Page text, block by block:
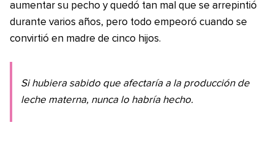
aumentar su pecho y quedó tan mal que se arrepintió
durante varios años, pero todo empeoró cuando se
convirtió en madre de cinco hijos.
Si hubiera sabido que afectaría a la producción de
leche materna, nunca lo habría hecho.